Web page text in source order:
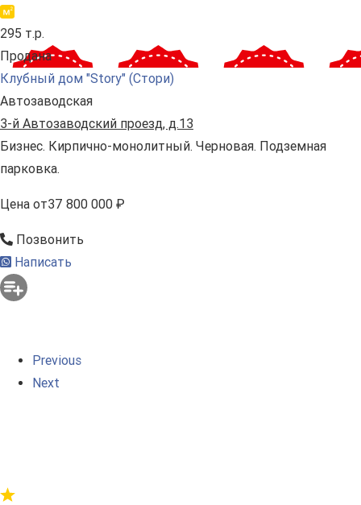
295 т.р.
Продана
Клубный дом "Story" (Стори)
Автозаводская
3-й Автозаводский проезд, д.13
Бизнес. Кирпично-монолитный. Черновая. Подземная
парковка.
Цена от37 800 000 ₽
Позвонить
Написать
Previous
Next